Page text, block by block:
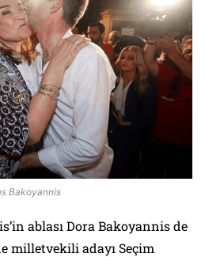
Bakoyannis
ablası Dora Bakoyannis de
milletvekili adayı Seçim